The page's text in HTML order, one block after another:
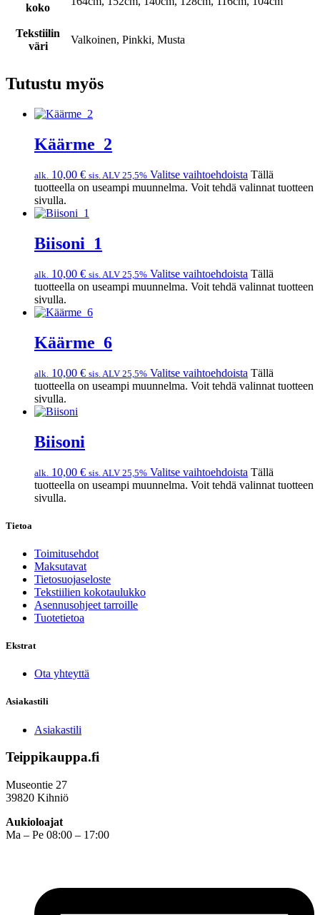
koko
Tekstiilin
väri
Valkoinen, Pinkki, Musta
Tutustu myös
Käärme_2
alk. 10,00 € sis. ALV 25,5% Valitse vaihtoehdoista Tällä
tuotteella on useampi muunnelma. Voit tehdä valinnat tuotteen
sivulla.
Biisoni_1
alk. 10,00 € sis. ALV 25,5% Valitse vaihtoehdoista Tällä
tuotteella on useampi muunnelma. Voit tehdä valinnat tuotteen
sivulla.
Käärme_6
alk. 10,00 € sis. ALV 25,5% Valitse vaihtoehdoista Tällä
tuotteella on useampi muunnelma. Voit tehdä valinnat tuotteen
sivulla.
Biisoni
alk. 10,00 € sis. ALV 25,5% Valitse vaihtoehdoista Tällä
tuotteella on useampi muunnelma. Voit tehdä valinnat tuotteen
sivulla.
Tietoa
Toimitusehdot
Maksutavat
Tietosuojaseloste
Tekstiilien kokotaulukko
Asennusohjeet tarroille
Tuotetietoa
Ekstrat
Ota yhteyttä
Asiakastili
Asiakastili
Teippikauppa.fi
Museontie 27
39820 Kihniö
Aukioloajat
Ma – Pe 08:00 – 17:00